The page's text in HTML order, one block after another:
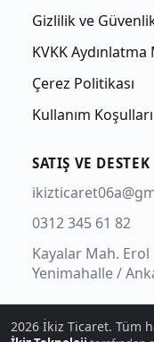
Gizlilik ve
KVKK Aydınlatma
Çerez Politikası
Kullanım Koşulları
SATIŞ VE DESTEK
0312 345 61 82
Kayalar Mah. Erol
Yenimahalle /
2026 İkiz Ticaret. Tüm